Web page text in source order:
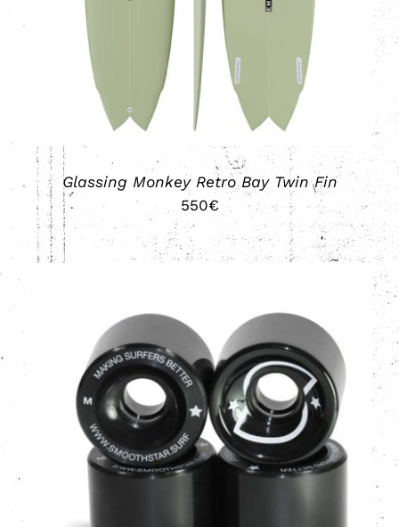
TIENE
MÚLTIPLES
VARIANTES.
LAS
OPCIONES
SE
PUEDEN
ELEGIR
EN
LA
PÁGINA
DE
PRODUCTO
Glassing Monkey Retro Bay Twin Fin
550€
AÑADIR AL CARRITO / DETALLES